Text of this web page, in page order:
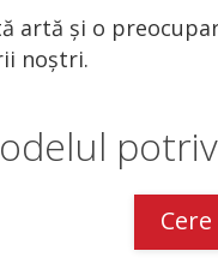
artă și o
noștri.